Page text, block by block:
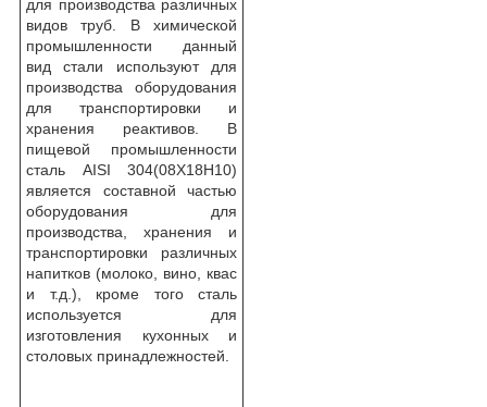
для производства различных
видов труб. В химической
промышленности данный
вид стали используют для
производства оборудования
для транспортировки и
хранения реактивов. В
пищевой промышленности
сталь AISI 304(08Х18Н10)
является составной частью
оборудования для
производства, хранения и
транспортировки различных
напитков (молоко, вино, квас
и т.д.), кроме того сталь
используется для
изготовления кухонных и
столовых принадлежностей.